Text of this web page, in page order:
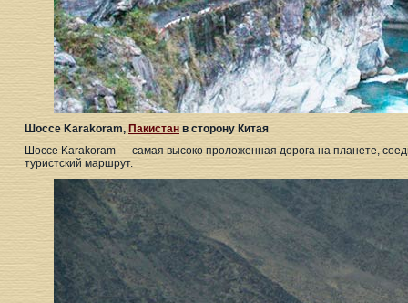
Шоссе Karakoram, Пакистан в сторону Китая
Шоссе Karakoram — самая высоко проложенная дорога на планете,
туристский маршрут.